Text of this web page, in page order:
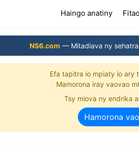
Haingo anatiny
NS6.com — Mitadiava ny
Efa tapitra io mpiaty io ary
Mamorona iray vaovao
Tsy miova ny endrika
Hamorona